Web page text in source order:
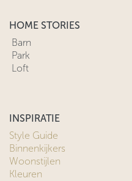
HOME STORIES
Barn
Park
Loft
INSPIRATIE
Style Guide
Binnenkijkers
Woonstijlen
Kleuren